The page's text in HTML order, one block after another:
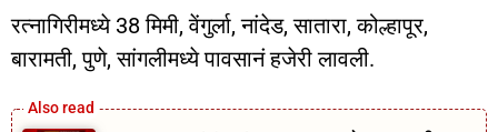
रत्नागिरीमध्ये 38 मिमी, वेंगुर्ला, नांदेड, सातारा, कोल्हापूर,
बारामती, पुणे, सांगलीमध्ये पावसानं हजेरी लावली.